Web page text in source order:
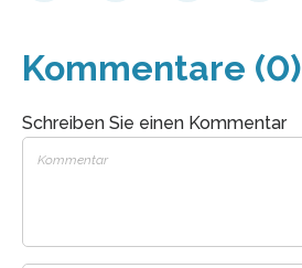
Kommentare (0)
Schreiben Sie einen Kommentar